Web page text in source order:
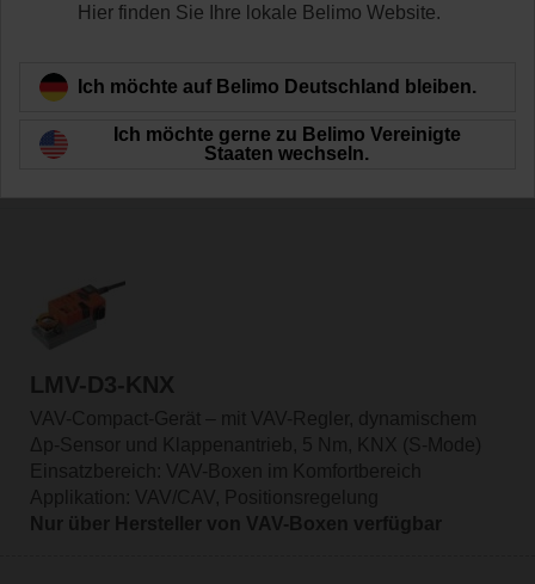
Filtern nach
32Ergebnisse gefunden
LMV-D3-KNX
VAV-Compact-Gerät – mit VAV-Regler, dynamischem
Δp-Sensor und Klappenantrieb, 5 Nm, KNX (S-Mode)
Einsatzbereich: VAV-Boxen im Komfortbereich
Applikation: VAV/CAV, Positionsregelung
Nur über Hersteller von VAV-Boxen verfügbar
Hier finden Sie Ihre lokale Belimo Website.
Ich möchte auf Belimo Deutschland bleiben.
Ich möchte gerne zu Belimo Vereinigte
Staaten wechseln.